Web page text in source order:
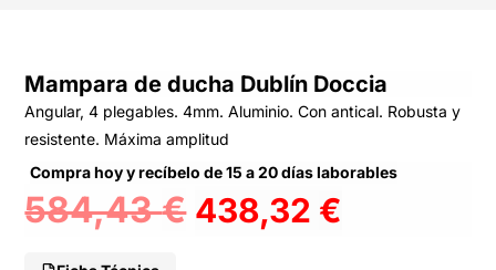
Mampara de ducha Dublín Doccia
Angular, 4 plegables. 4mm. Aluminio. Con antical. Robusta y
resistente. Máxima amplitud
Compra hoy y recíbelo de 15 a 20 días laborables
584,43€ 438,32 €